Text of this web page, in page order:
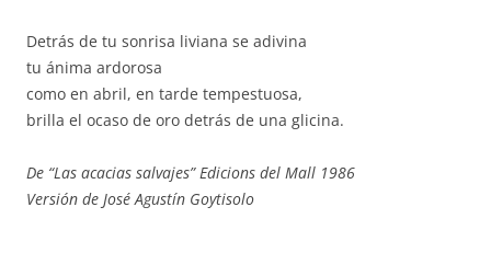
Detrás de tu sonrisa liviana se adivina
tu ánima ardorosa
como en abril, en tarde tempestuosa,
brilla el ocaso de oro detrás de una glicina.
De “Las acacias salvajes” Edicions del Mall 1986
Versión de José Agustín Goytisolo